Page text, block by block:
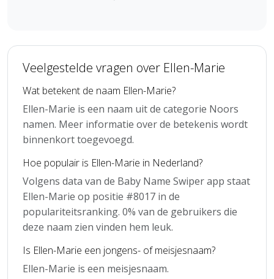
Veelgestelde vragen over Ellen-Marie
Wat betekent de naam Ellen-Marie?
Ellen-Marie is een naam uit de categorie Noors
namen. Meer informatie over de betekenis wordt
binnenkort toegevoegd.
Hoe populair is Ellen-Marie in Nederland?
Volgens data van de Baby Name Swiper app staat
Ellen-Marie op positie #8017 in de
populariteitsranking. 0% van de gebruikers die
deze naam zien vinden hem leuk.
Is Ellen-Marie een jongens- of meisjesnaam?
Ellen-Marie is een meisjesnaam.